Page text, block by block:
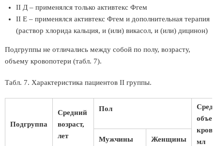
II Д – применялся только активтекс Фгем
II Е – применялся активтекс Фгем и дополнительная терапия
(раствор хлорида кальция, и (или) викасол, и (или) дицинон)
Подгруппы не отличались между собой по полу, возрасту,
объему кровопотери (табл. 7).
Табл. 7. Характеристика пациентов II группы.
Подгруппа
Средний
возраст,
лет
Пол
объем
мл
Мужчины Женщины